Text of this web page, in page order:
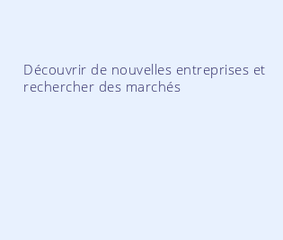
Découvrir de nouvelles entreprises et
rechercher des marchés